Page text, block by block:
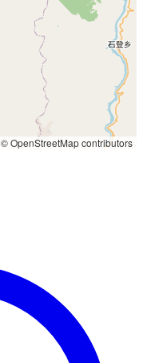
© OpenStreetMap contributors